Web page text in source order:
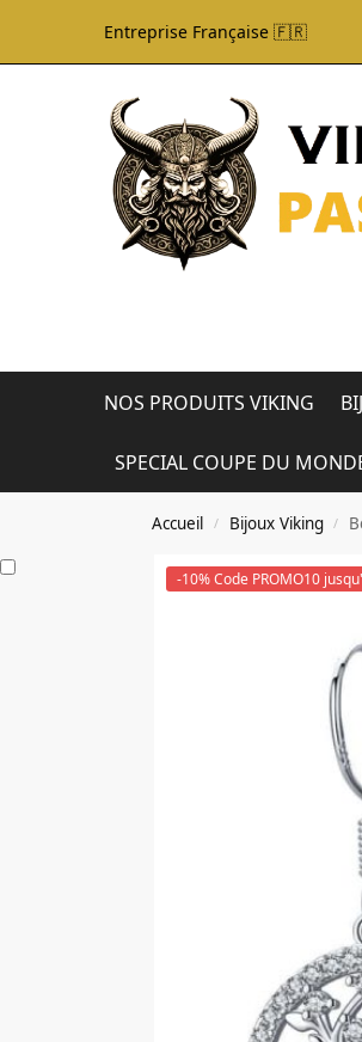
Entreprise Française 🇫🇷
NOS PRODUITS VIKING
SPECIAL COUPE DU
Accueil / Bijoux Viking /
-10% Code PROMO10